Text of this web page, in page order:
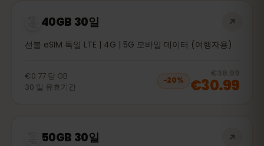
40GB 30일
선불 eSIM 독일 LTE | 4G | 5G 모바일 데이터 (여행자용)
€0.77 당 GB
30 일 유효기간
−20%
€38.99
€30.99
50GB 30일